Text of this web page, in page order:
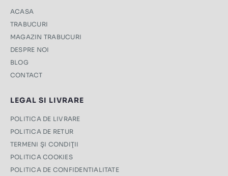
ACASA
TRABUCURI
MAGAZIN TRABUCURI
DESPRE NOI
BLOG
CONTACT
LEGAL SI LIVRARE
POLITICA DE LIVRARE
POLITICA DE RETUR
TERMENI ŞI CONDIŢII
POLITICA COOKIES
POLITICA DE CONFIDENTIALITATE